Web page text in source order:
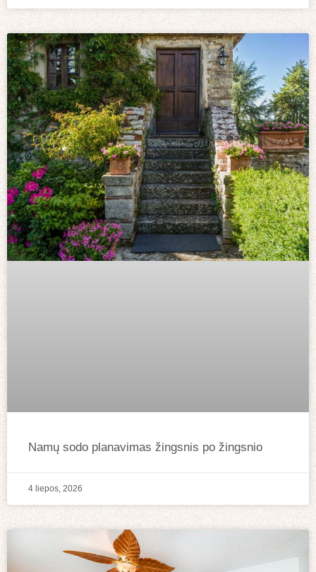
Namų sodo planavimas žingsnis po žingsnio
4 liepos, 2026